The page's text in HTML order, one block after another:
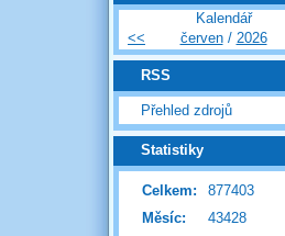
Kalendář
<<
červen/ 2026
RSS
Přehled zdrojů
Statistiky
Celkem:
877403
Měsíc:
43428